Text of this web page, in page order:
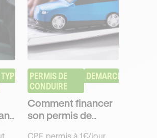
TYPES
PERMIS DE
CONDUIRE
DEMARCHES
Comment financer
son permis de
CPF, permis à 1€/jour,